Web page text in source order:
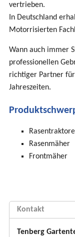
vertrieben.
In Deutschland
Motorrisierten
Wann auch immer
professionellen
richtiger Partner
Jahreszeiten.
Rasenmäher
Frontmäher
Kontakt
Tenberg